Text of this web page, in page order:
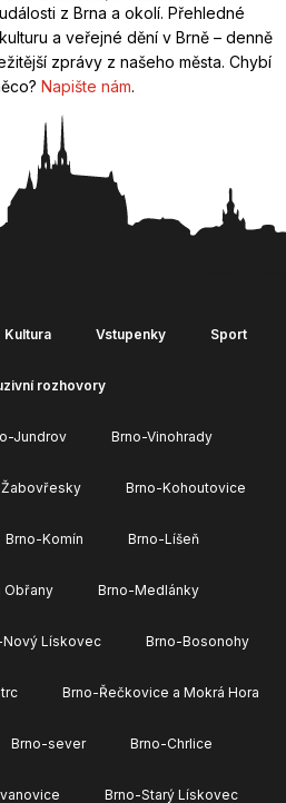
z Brna a okolí. Přehledné
a veřejné dění v Brně – denně
zprávy z našeho města. Chybí
Napište nám.
Kultura Vstupenky Sport
rozhovory
Jundrov Brno-Vinohrady
Brno-Kohoutovice
Brno-Komín Brno-Líšeň
Obřany Brno-Medlánky
Nový Lískovec Brno-Bosonohy
Brno-Řečkovice a Mokrá Hora
Brno-sever Brno-Chrlice
Brno-Starý Lískovec